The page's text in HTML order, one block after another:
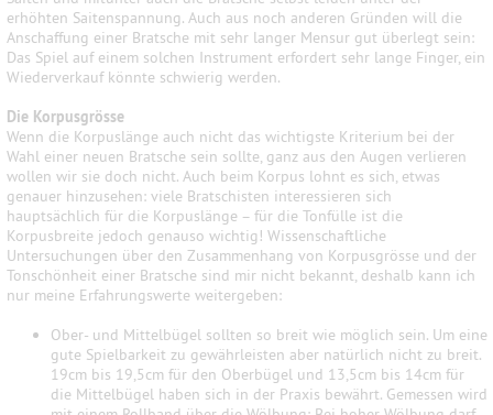
erhöhten Saitenspannung. Auch aus noch anderen Gründen will die
Anschaffung einer Bratsche mit sehr langer Mensur gut überlegt sein:
Das Spiel auf einem solchen Instrument erfordert sehr lange Finger, ein
Wiederverkauf könnte schwierig werden.
Die Korpusgrösse
Wenn die Korpuslänge auch nicht das wichtigste Kriterium bei der
Wahl einer neuen Bratsche sein sollte, ganz aus den Augen verlieren
wollen wir sie doch nicht. Auch beim Korpus lohnt es sich, etwas
genauer hinzusehen: viele Bratschisten interessieren sich
hauptsächlich für die Korpuslänge – für die Tonfülle ist die
Korpusbreite jedoch genauso wichtig! Wissenschaftliche
Untersuchungen über den Zusammenhang von Korpusgrösse und der
Tonschönheit einer Bratsche sind mir nicht bekannt, deshalb kann ich
nur meine Erfahrungswerte weitergeben:
Ober- und Mittelbügel sollten so breit wie möglich sein. Um eine
gute Spielbarkeit zu gewährleisten aber natürlich nicht zu breit.
19cm bis 19,5cm für den Oberbügel und 13,5cm bis 14cm für
die Mittelbügel haben sich in der Praxis bewährt. Gemessen wird